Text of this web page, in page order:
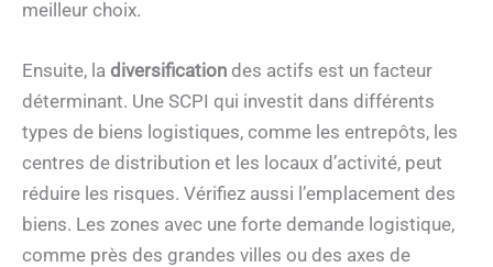
meilleur choix.
Ensuite, la diversification des actifs est un facteur
déterminant. Une SCPI qui investit dans différents
types de biens logistiques, comme les entrepôts, les
centres de distribution et les locaux d’activité, peut
réduire les risques. Vérifiez aussi l’emplacement des
biens. Les zones avec une forte demande logistique,
comme près des grandes villes ou des axes de